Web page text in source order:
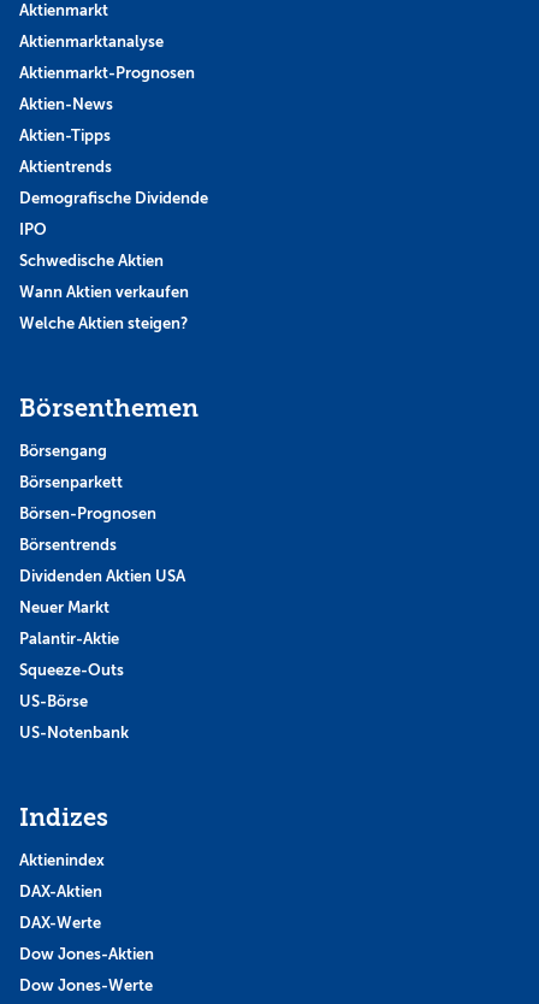
Aktienmarkt
Aktienmarktanalyse
Aktienmarkt-Prognosen
Aktien-News
Aktien-Tipps
Aktientrends
Demografische Dividende
IPO
Schwedische Aktien
Wann Aktien verkaufen
Welche Aktien steigen?
Börsenthemen
Börsengang
Börsenparkett
Börsen-Prognosen
Börsentrends
Dividenden Aktien USA
Neuer Markt
Palantir-Aktie
Squeeze-Outs
US-Börse
US-Notenbank
Indizes
Aktienindex
DAX-Aktien
DAX-Werte
Dow Jones-Aktien
Dow Jones-Werte